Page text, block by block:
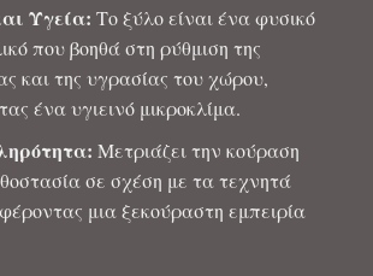
Υγεία: Το ξύλο είναι ένα φυσικό
που βοηθά στη ρύθμιση της
και της υγρασίας του χώρου,
ένα υγιεινό μικροκλίμα.
Μετριάζει την κούραση
σε σχέση με τα τεχνητά
μια ξεκούραστη εμπειρία